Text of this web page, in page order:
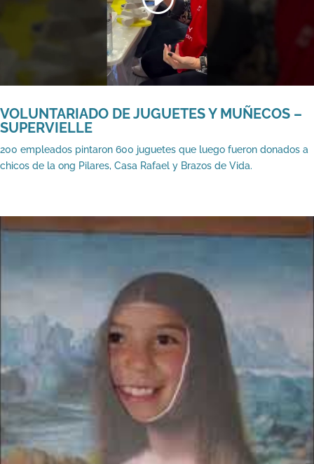
VOLUNTARIADO DE JUGUETES Y MUÑECOS –
SUPERVIELLE
200 empleados pintaron 600 juguetes que luego fueron donados a
chicos de la ong Pilares, Casa Rafael y Brazos de Vida.